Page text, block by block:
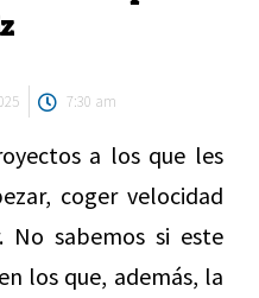
7:30 am
a los que les
coger velocidad
No sabemos si este
los que, además, la